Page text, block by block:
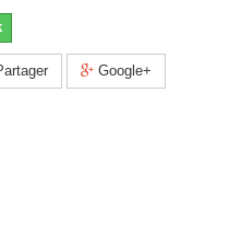
Google+